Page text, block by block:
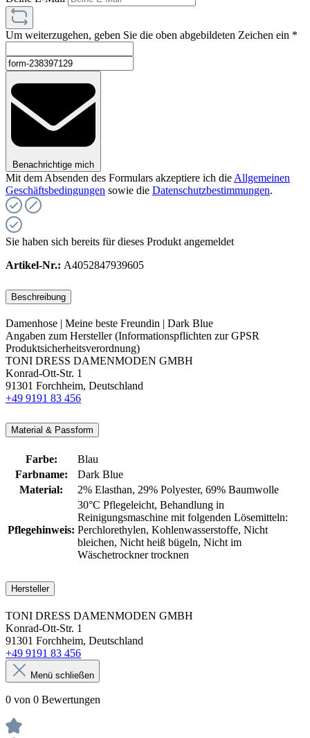
Um weiterzugehen, geben Sie die oben abgebildeten Zeichen ein *
Benachrichtige mich
Mit dem Absenden des Formulars akzeptiere ich die Allgemeinen
Geschäftsbedingungen sowie die Datenschutzbestimmungen.
Sie haben sich bereits für dieses Produkt angemeldet
Artikel-Nr.: A4052847939605
Beschreibung
Damenhose | Meine beste Freundin | Dark Blue
Angaben zum Hersteller (Informationspflichten zur GPSR
Produktsicherheitsverordnung)
TONI DRESS DAMENMODEN GMBH
Konrad-Ott-Str. 1
91301 Forchheim, Deutschland
+49 9191 83 456
Material & Passform
Farbe:
Blau
Farbname:
Dark Blue
Material:
2% Elasthan, 29% Polyester, 69% Baumwolle
Pflegehinweis:
30°C Pflegeleicht, Behandlung in
Reinigungsmaschine mit folgenden Lösemitteln:
Perchlorethylen, Kohlenwasserstoffe, Nicht
bleichen, Nicht heiß bügeln, Nicht im
Wäschetrockner trocknen
Hersteller
TONI DRESS DAMENMODEN GMBH
Konrad-Ott-Str. 1
91301 Forchheim, Deutschland
+49 9191 83 456
Menü schließen
0 von 0 Bewertungen